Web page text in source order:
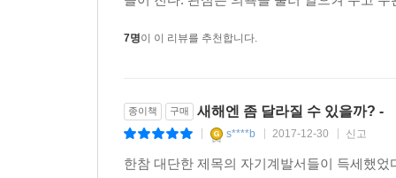
7명이 이 리뷰를 추천합니다.
종이책 구매 새해엔 좀 달라질 수 있을까? -
s****b 2017-12-30 신고
한참 대단한 제목의 자기계발서들이 득세했